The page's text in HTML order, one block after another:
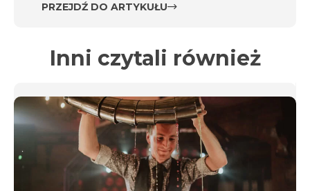
PRZEJDŹ DO ARTYKUŁU
Inni czytali również